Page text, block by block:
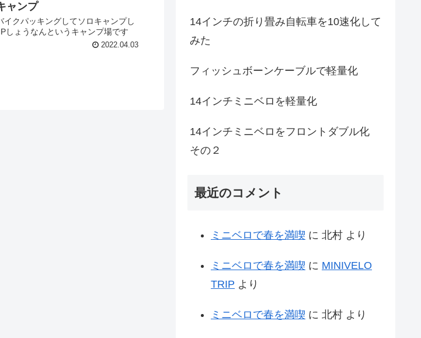
ャンプ
イクパッキングしてソロキャンプし
しょうなんというキャンプ場です
2022.04.03
14インチの折り畳み自転車を10速化して
みた
フィッシュボーンケーブルで軽量化
14インチミニベロを軽量化
14インチミニベロをフロントダブル化
その２
最近のコメント
ミニベロで春を満喫 に 北村 より
ミニベロで春を満喫 に MINIVELO
TRIP より
ミニベロで春を満喫 に 北村 より